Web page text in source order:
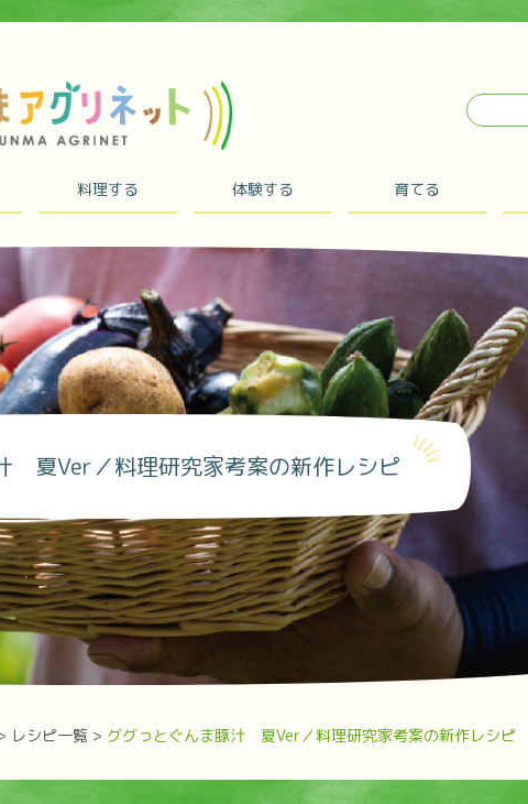
料理する 体験する 育てる
夏Ver／料理研究家考案の新作レシピ
レシピ一覧 > ググっとぐんま豚汁 夏Ver／料理研究家考案の新作レシピ